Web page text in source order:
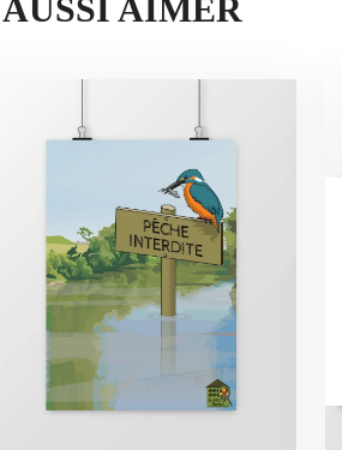
AUSSI AIMER